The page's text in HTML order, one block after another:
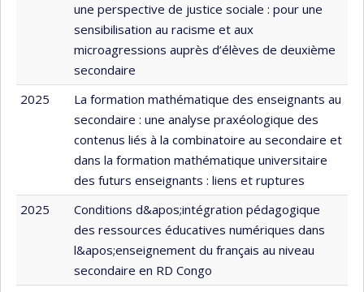
une perspective de justice sociale : pour une
sensibilisation au racisme et aux
microagressions auprès d’élèves de deuxième
secondaire
2025
La formation mathématique des enseignants au
secondaire : une analyse praxéologique des
contenus liés à la combinatoire au secondaire et
dans la formation mathématique universitaire
des futurs enseignants : liens et ruptures
2025
Conditions d&apos;intégration pédagogique
des ressources éducatives numériques dans
l&apos;enseignement du français au niveau
secondaire en RD Congo